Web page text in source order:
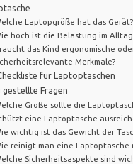
Laptopgröße hat das Gerät?
hoch ist die Belastung im
das Kind ergonomische
Merkmale?
für Laptoptaschen
gestellte Fragen
Größe sollte die
eine Laptoptasche
wichtig ist das Gewicht der
reinigt man eine Laptoptasche
Sicherheitsaspekte sind